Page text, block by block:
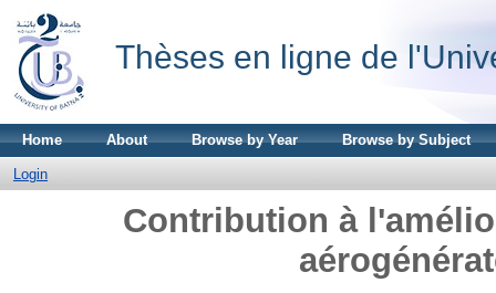
Thèses en ligne de
Home About Browse by Year Browse by Subject
Login
Contribution à